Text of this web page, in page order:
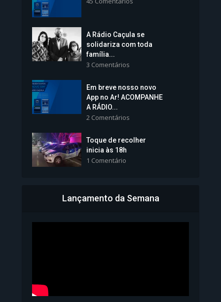
Vice-Prefeita Sheila Lemos
tomará posse nesta...
1.101 Modos de exibição
Bahia inicia emissão da
A Rádio Caçula se
solidariza com toda
família...
3 Comentários
Em breve nosso novo
App no Ar! ACOMPANHE
A RÁDIO...
2 Comentários
Toque de recolher
inicia às 18h
1 Comentário
Lançamento da Semana